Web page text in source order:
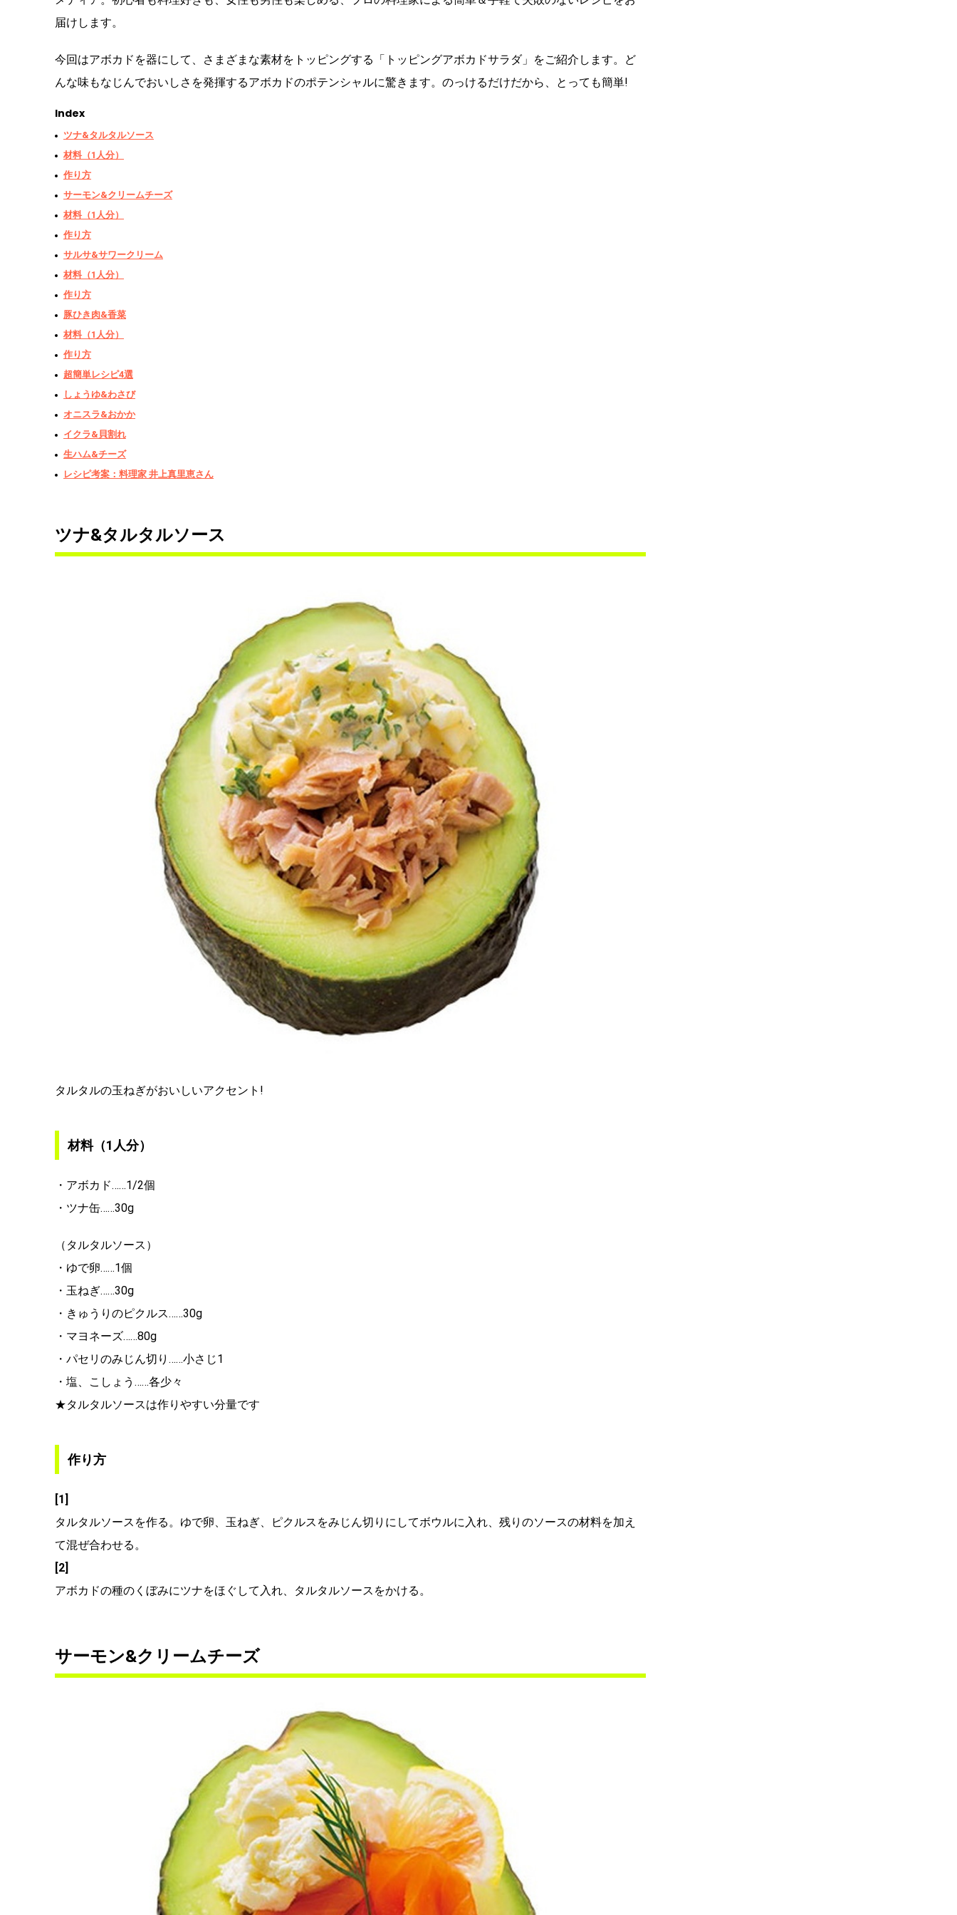
届けします。
今回はアボカドを器にして、さまざまな素材をトッピングする「トッピングアボカドサラダ」をご紹介します。ど
んな味もなじんでおいしさを発揮するアボカドのポテンシャルに驚きます。のっけるだけだから、とっても簡単!
Index
ツナ&タルタルソース
材料（1人分）
作り方
サーモン&クリームチーズ
材料（1人分）
作り方
サルサ&サワークリーム
材料（1人分）
作り方
豚ひき肉&香菜
材料（1人分）
作り方
超簡単レシピ4選
しょうゆ&わさび
オニスラ&おかか
イクラ&貝割れ
生ハム&チーズ
レシピ考案：料理家 井上真里恵さん
ツナ&タルタルソース
タルタルの玉ねぎがおいしいアクセント!
材料（1人分）
・アボカド……1/2個
・ツナ缶……30g
（タルタルソース）
・ゆで卵……1個
・玉ねぎ……30g
・きゅうりのピクルス……30g
・マヨネーズ……80g
・パセリのみじん切り……小さじ1
・塩、こしょう……各少々
★タルタルソースは作りやすい分量です
作り方
[1]
タルタルソースを作る。ゆで卵、玉ねぎ、ピクルスをみじん切りにしてボウルに入れ、残りのソースの材料を加え
て混ぜ合わせる。
[2]
アボカドの種のくぼみにツナをほぐして入れ、タルタルソースをかける。
サーモン&クリームチーズ